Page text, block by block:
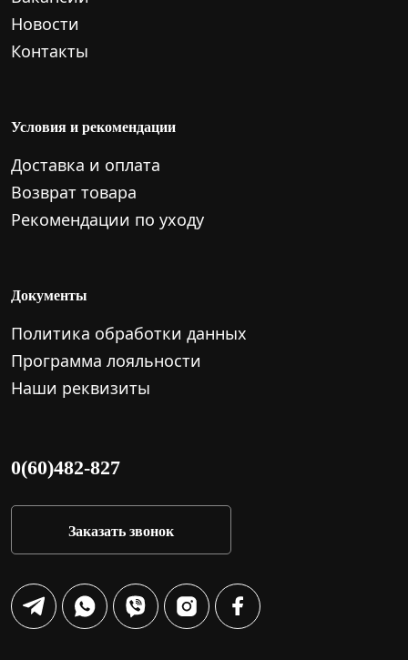
Новости
Контакты
Условия и рекомендации
Доставка и оплата
Возврат товара
Рекомендации по уходу
Документы
Политика обработки данных
Программа лояльности
Наши реквизиты
0(60)482-827
Заказать звонок